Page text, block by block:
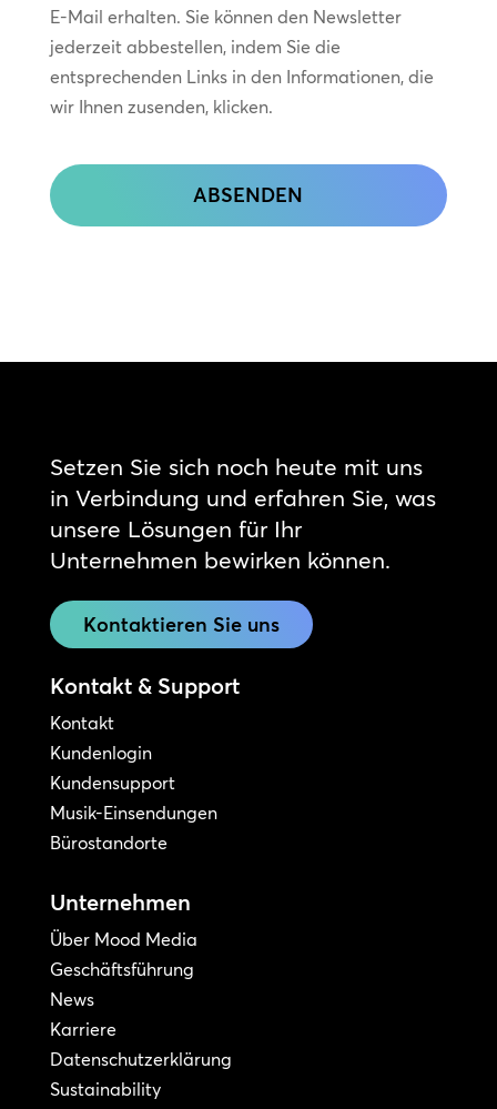
bleiben
E-Mail erhalten. Sie können den Newsletter
jederzeit abbestellen, indem Sie die
entsprechenden Links in den Informationen, die
wir Ihnen zusenden, klicken.
Setzen Sie sich noch heute mit uns
in Verbindung und erfahren Sie, was
unsere Lösungen für Ihr
Unternehmen bewirken können.
Kontaktieren Sie uns
Kontakt & Support
Kontakt
Kundenlogin
Kundensupport
Musik-Einsendungen
Bürostandorte
Unternehmen
Über Mood Media
Geschäftsführung
News
Karriere
Datenschutzerklärung
Sustainability